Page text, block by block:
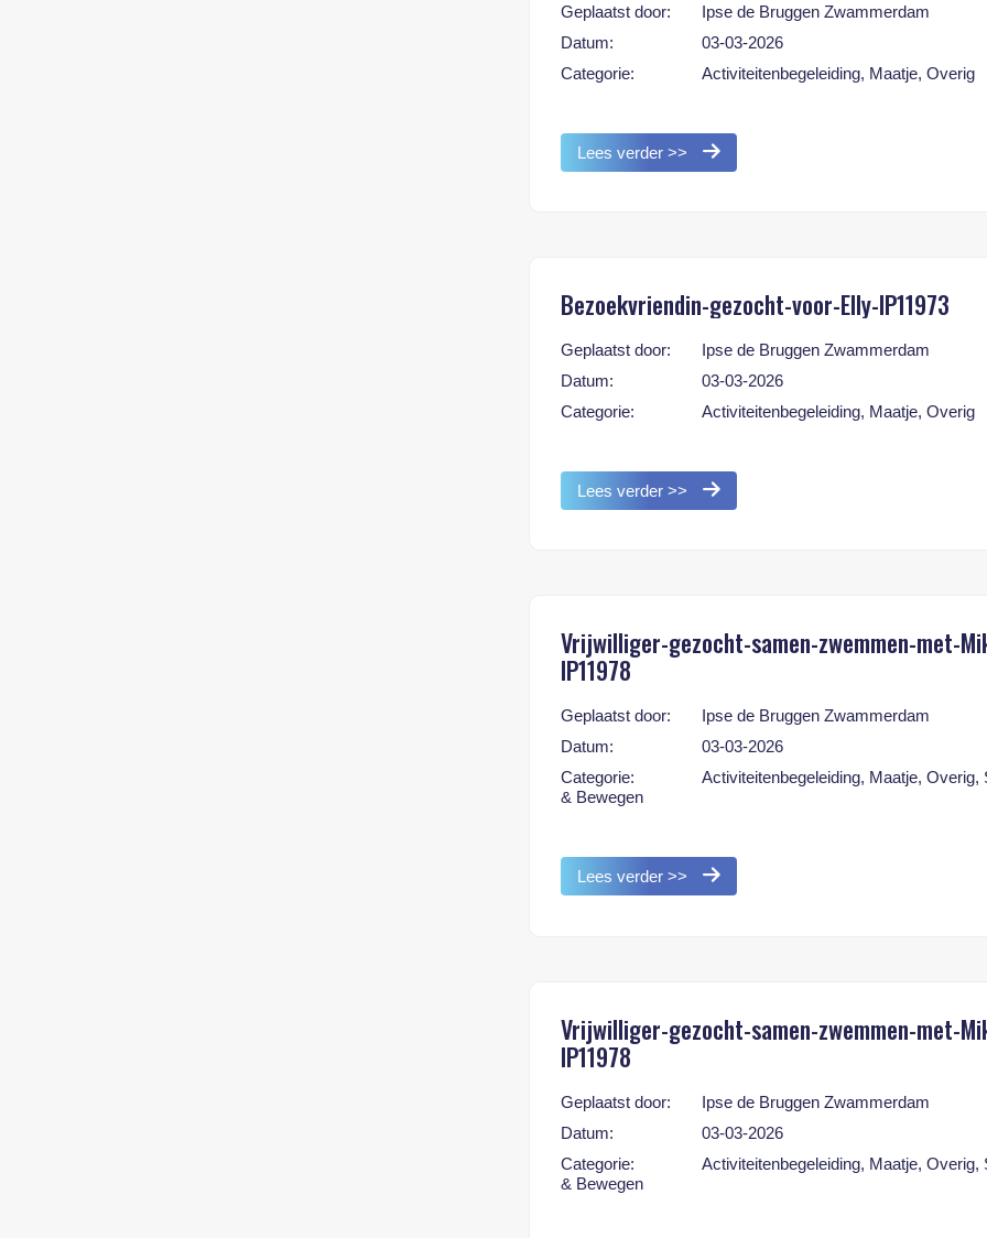
Geplaatst door:
Ipse de Bruggen Zwammerdam
Datum:
03-03-2026
Categorie:
Activiteitenbegeleiding, Maatje, Overig
Lees verder >>
Bezoekvriendin-gezocht-voor-Elly-IP11973
Geplaatst door:
Ipse de Bruggen Zwammerdam
Datum:
03-03-2026
Categorie:
Activiteitenbegeleiding, Maatje, Overig
Lees verder >>
Vrijwilliger-gezocht-samen-zwemmen-met-
IP11978
Geplaatst door:
Ipse de Bruggen Zwammerdam
Datum:
03-03-2026
Categorie:
Activiteitenbegeleiding, Maatje, Overig,
& Bewegen
Lees verder >>
Vrijwilliger-gezocht-samen-zwemmen-met-
IP11978
Geplaatst door:
Ipse de Bruggen Zwammerdam
Datum:
03-03-2026
Categorie:
Activiteitenbegeleiding, Maatje, Overig,
& Bewegen